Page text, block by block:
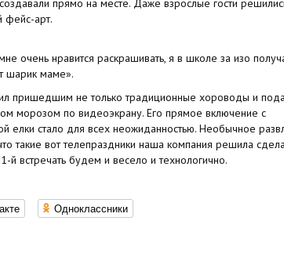
прямо на месте. Даже взрослые гости
фейс-арт.
очень нравится раскрашивать, я в школе за изо
шарик маме».
пришедшим не только традиционные хороводы и
морозом по видеоэкрану. Его прямое включение с
елки стало для всех неожиданностью. Необычное
такие вот телепраздники наша компания решила
й встречать будем и весело и технологично.
Одноклассники